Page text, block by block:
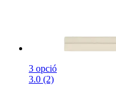
3 opció
3.0 (2)